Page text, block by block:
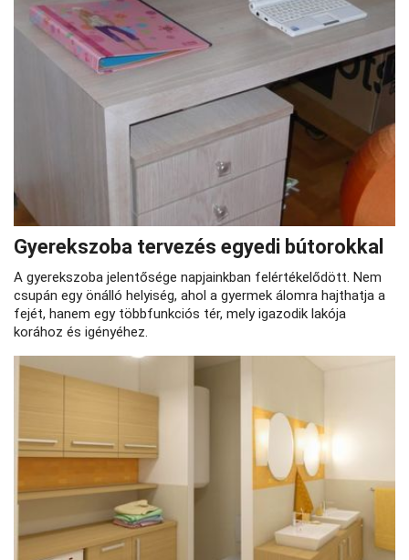
Gyerekszoba tervezés egyedi bútorokkal
A gyerekszoba jelentősége napjainkban felértékelődött. Nem
csupán egy önálló helyiség, ahol a gyermek álomra hajthatja a
fejét, hanem egy többfunkciós tér, mely igazodik lakója
korához és igényéhez.